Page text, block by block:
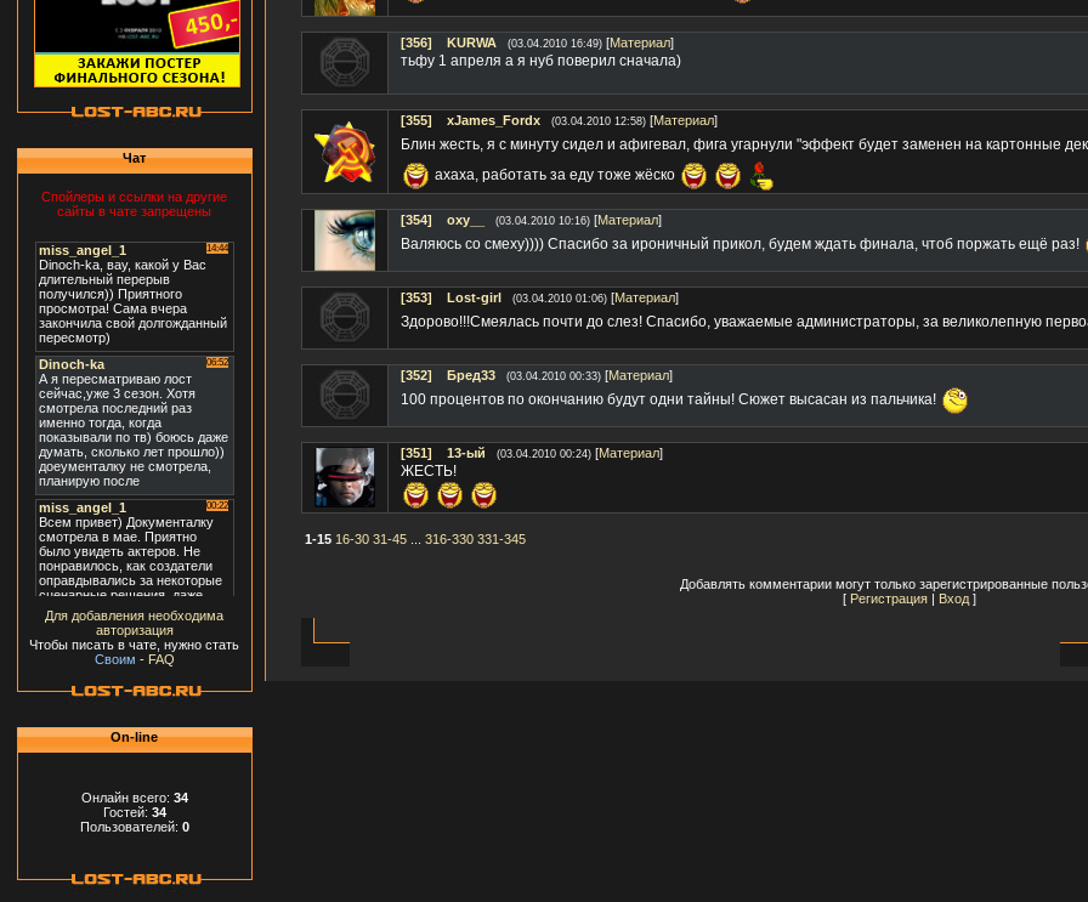
Чат
Спойлеры и ссылки на другие
сайты в чате запрещены
Для добавления необходима
авторизация
Чтобы писать в чате, нужно стать
Своим - FAQ
On-line
Онлайн всего: 34
Гостей: 34
Пользователей: 0
[356] KURWA (03.04.2010 16:49)[Материал]
тьфу 1 апреля а я нуб поверил сначала)
[355] xJames_Fordx (03.04.2010 12:58)[Материал]
Блин жесть, я с минуту сидел и афигевал, фига угарнули "эффект будет заменен на картонные
ахаха, работать за еду тоже жёско
[354] oxy__ (03.04.2010 10:16)[Материал]
Валяюсь со смеху)))) Спасибо за ироничный прикол, будем ждать финала, чтоб поржать ещё раз!
[353] Lost-girl (03.04.2010 01:06)[Материал]
Здорово!!!Смеялась почти до слез! Спасибо, уважаемые администраторы, за великолепную
[352] Бред33 (03.04.2010 00:33)[Материал]
100 процентов по окончанию будут одни тайны! Сюжет высасан из пальчика!
[351] 13-ый (03.04.2010 00:24)[Материал]
ЖЕСТЬ!
1-15 16-30 31-45 316-330 331-345
Добавлять комментарии могут только зарегистрированные
[ Регистрация Вход ]